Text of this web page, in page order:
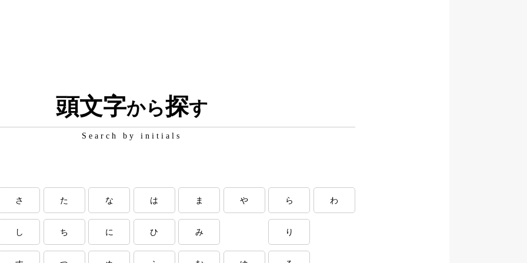
頭文字から探す
Search by initials
さ た な は ま や ら わ
し ち に ひ み り